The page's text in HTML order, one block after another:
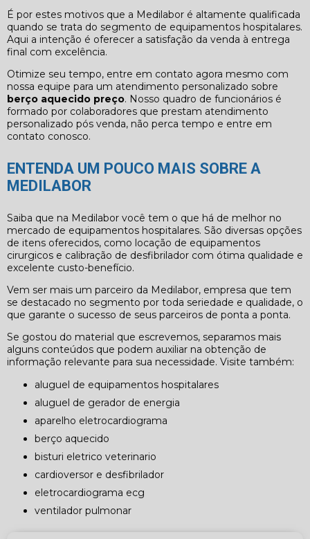
É por estes motivos que a Medilabor é altamente qualificada
quando se trata do segmento de equipamentos hospitalares.
Aqui a intenção é oferecer a satisfação da venda à entrega
final com excelência.
Otimize seu tempo, entre em contato agora mesmo com
nossa equipe para um atendimento personalizado sobre
berço aquecido preço. Nosso quadro de funcionários é
formado por colaboradores que prestam atendimento
personalizado pós venda, não perca tempo e entre em
contato conosco.
ENTENDA UM POUCO MAIS SOBRE A
MEDILABOR
Saiba que na Medilabor você tem o que há de melhor no
mercado de equipamentos hospitalares. São diversas opções
de itens oferecidos, como locação de equipamentos
cirurgicos e calibração de desfibrilador com ótima qualidade e
excelente custo-benefício.
Vem ser mais um parceiro da Medilabor, empresa que tem
se destacado no segmento por toda seriedade e qualidade, o
que garante o sucesso de seus parceiros de ponta a ponta.
Se gostou do material que escrevemos, separamos mais
alguns conteúdos que podem auxiliar na obtenção de
informação relevante para sua necessidade. Visite também:
aluguel de equipamentos hospitalares
aluguel de gerador de energia
aparelho eletrocardiograma
berço aquecido
bisturi eletrico veterinario
cardioversor e desfibrilador
eletrocardiograma ecg
ventilador pulmonar